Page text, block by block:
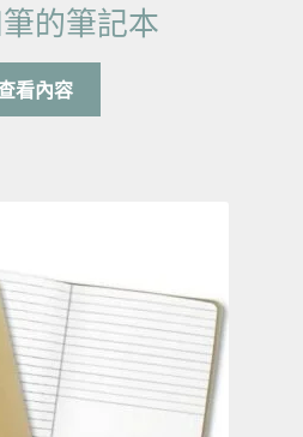
的筆記本
看內容